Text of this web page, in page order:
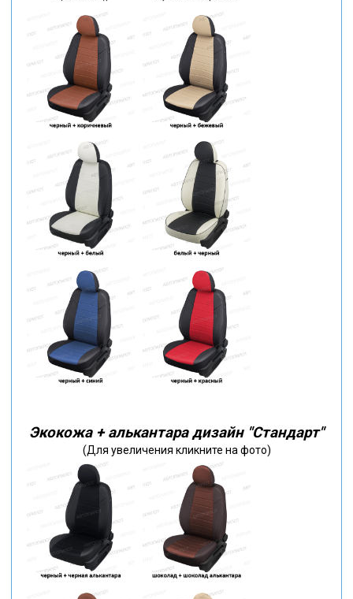
Экокожа + алькантара дизайн "Стандарт"
(Для увеличения кликните на фото)